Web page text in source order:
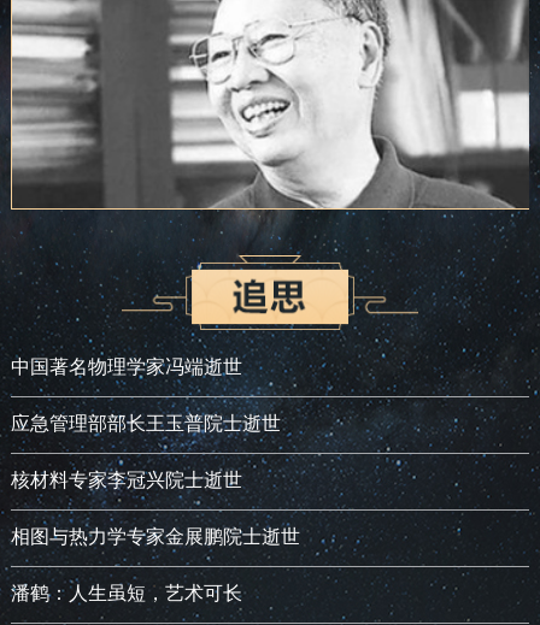
中国著名物理学家冯端逝世
应急管理部部长王玉普院士逝世
核材料专家李冠兴院士逝世
相图与热力学专家金展鹏院士逝世
潘鹤：人生虽短，艺术可长